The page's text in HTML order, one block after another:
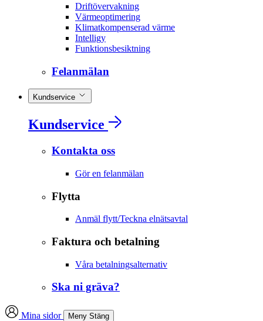
Driftövervakning
Värmeoptimering
Klimatkompenserad värme
Intelligy
Funktionsbesiktning
Felanmälan
Kundservice
Kundservice
Kontakta oss
Gör en felanmälan
Flytta
Anmäl flytt/Teckna elnätsavtal
Faktura och betalning
Våra betalningsalternativ
Ska ni gräva?
Mina sidor Meny Stäng